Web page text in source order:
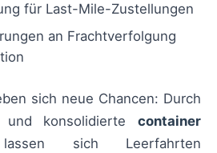
für Last-Mile-Zustellungen
an Frachtverfolgung
sich neue Chancen: Durch
und konsolidierte container
lassen sich Leerfahrten